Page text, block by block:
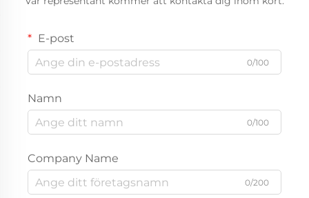
E-post
0/100
Namn
0/100
Company Name
0/200